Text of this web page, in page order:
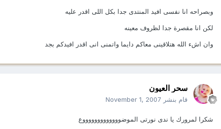
وبصراحه انا نفسى افيد المنتدى جدا بكل اللى اقدر عليه
لكن انا مقصرة جدا لظروف معينه
وان اشء الله هتلاقينى معاكم دايما واتمنى انى اقدر افيدكم بجد
سحر العيون
قام بنشر November 1, 2007
شكرا لمرورك يا ندى نورتى الموضوووووووووووووع